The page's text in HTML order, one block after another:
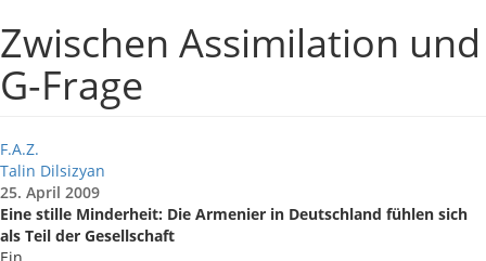
Zwischen Assimilation und
G-Frage
F.A.Z.
Talin Dilsizyan
25. April 2009
Eine stille Minderheit: Die Armenier in Deutschland fühlen sich
als Teil der Gesellschaft